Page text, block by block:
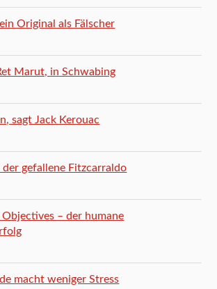
Original als Fälscher
Marut, in Schwabing
sagt Jack Kerouac
der gefallene Fitzcarraldo
– der humane
macht weniger Stress